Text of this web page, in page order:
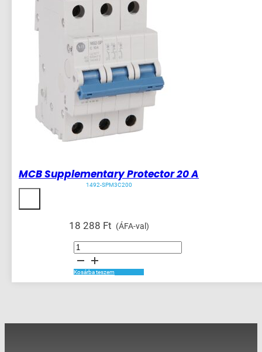
MCB Supplementary Protector 20 A
1492-SPM3C200
18 288 Ft (ÁFA-val)
MCB
Supplementary
Protector
20
A
mennyiség
Kosárba teszem